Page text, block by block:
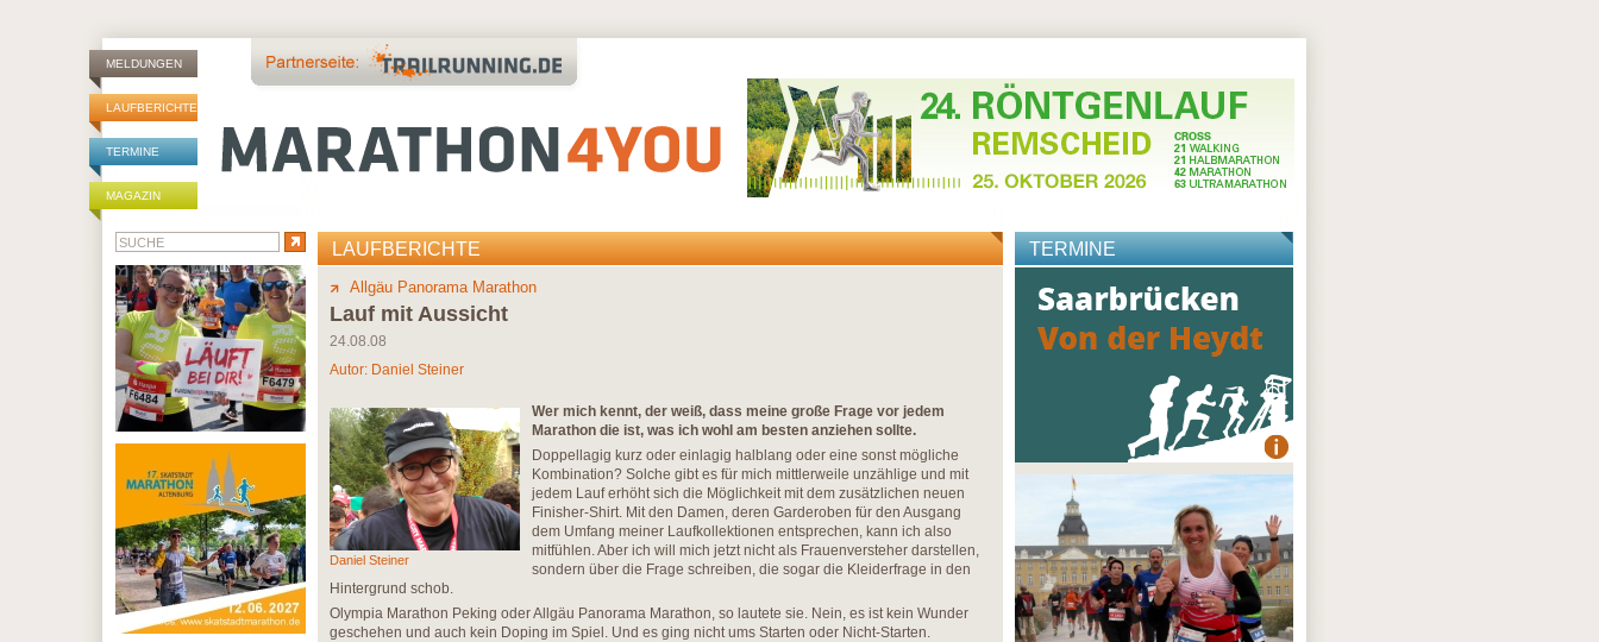
MELDUNGEN
LAUFBERICHTE
TERMINE
MAGAZIN
LAUFBERICHTE
Allgäu Panorama Marathon
Lauf mit Aussicht
24.08.08
Autor: Daniel Steiner
Daniel Steiner
Wer mich kennt, der weiß, dass meine große Frage vor jedem
Marathon die ist, was ich wohl am besten anziehen sollte.
Doppellagig kurz oder einlagig halblang oder eine sonst mögliche
Kombination? Solche gibt es für mich mittlerweile unzählige und mit
jedem Lauf erhöht sich die Möglichkeit mit dem zusätzlichen neuen
Finisher-Shirt. Mit den Damen, deren Garderoben für den Ausgang
dem Umfang meiner Laufkollektionen entsprechen, kann ich also
mitfühlen. Aber ich will mich jetzt nicht als Frauenversteher darstellen,
sondern über die Frage schreiben, die sogar die Kleiderfrage in den
Hintergrund schob.
Olympia Marathon Peking oder Allgäu Panorama Marathon, so lautete sie. Nein, es ist kein Wunder
geschehen und auch kein Doping im Spiel. Und es ging nicht ums Starten oder Nicht-Starten.
TERMINE